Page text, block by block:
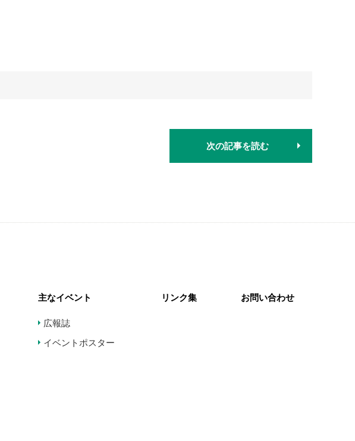
次の記事を読む
主なイベント
広報誌
イベントポスター
リンク集 お問い合わせ